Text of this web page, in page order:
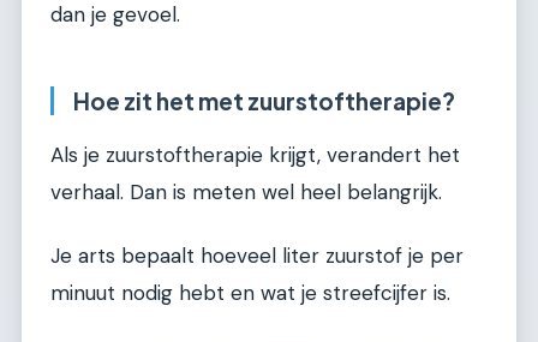
dan je gevoel.
Hoe zit het met zuurstoftherapie?
Als je zuurstoftherapie krijgt, verandert het
verhaal. Dan is meten wel heel belangrijk.
Je arts bepaalt hoeveel liter zuurstof je per
minuut nodig hebt en wat je streefcijfer is.